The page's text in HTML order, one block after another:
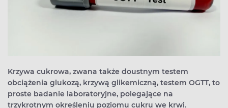
Krzywa cukrowa, zwana także doustnym testem
obciążenia glukozą, krzywą glikemiczną, testem OGTT, to
proste badanie laboratoryjne, polegające na
trzykrotnym określeniu poziomu cukru we krwi.